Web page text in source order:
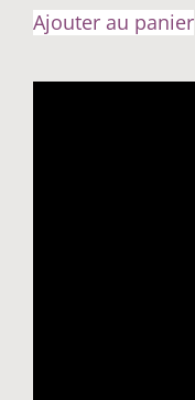
Ajouter au panier